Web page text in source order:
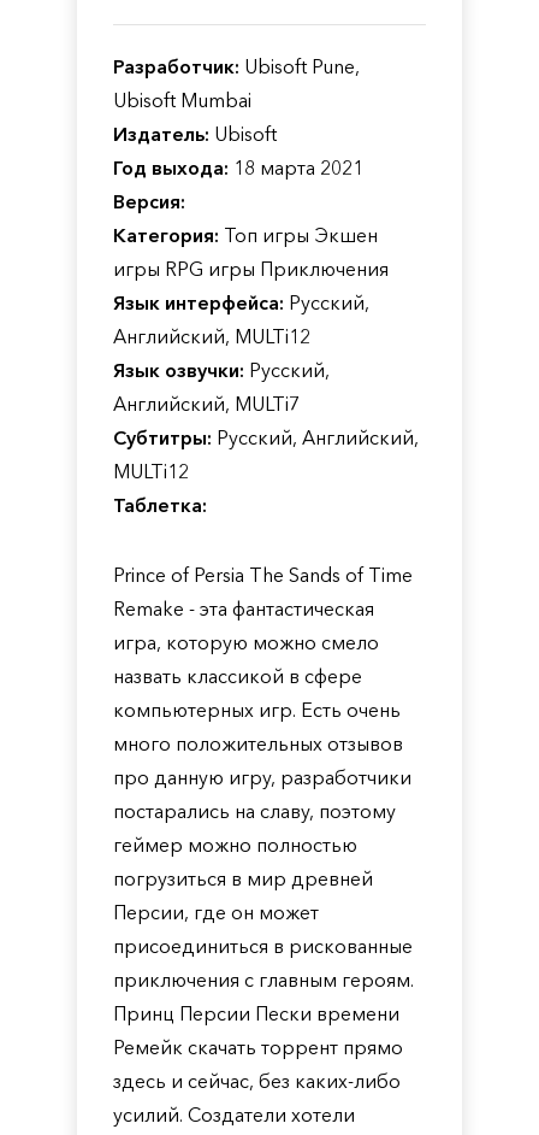
Разработчик: Ubisoft Pune,
Ubisoft Mumbai
Издатель: Ubisoft
Год выхода: 18 марта 2021
Версия:
Категория: Топ игры Экшен
игры RPG игры Приключения
Язык интерфейса: Русский,
Английский, MULTi12
Язык озвучки: Русский,
Английский, MULTi7
Субтитры: Русский, Английский,
MULTi12
Таблетка:
Prince of Persia The Sands of Time
Remake - эта фантастическая
игра, которую можно смело
назвать классикой в сфере
компьютерных игр. Есть очень
много положительных отзывов
про данную игру, разработчики
постарались на славу, поэтому
геймер можно полностью
погрузиться в мир древней
Персии, где он может
присоединиться в рискованные
приключения с главным героям.
Принц Персии Пески времени
Ремейк скачать торрент прямо
здесь и сейчас, без каких-либо
усилий. Создатели хотели